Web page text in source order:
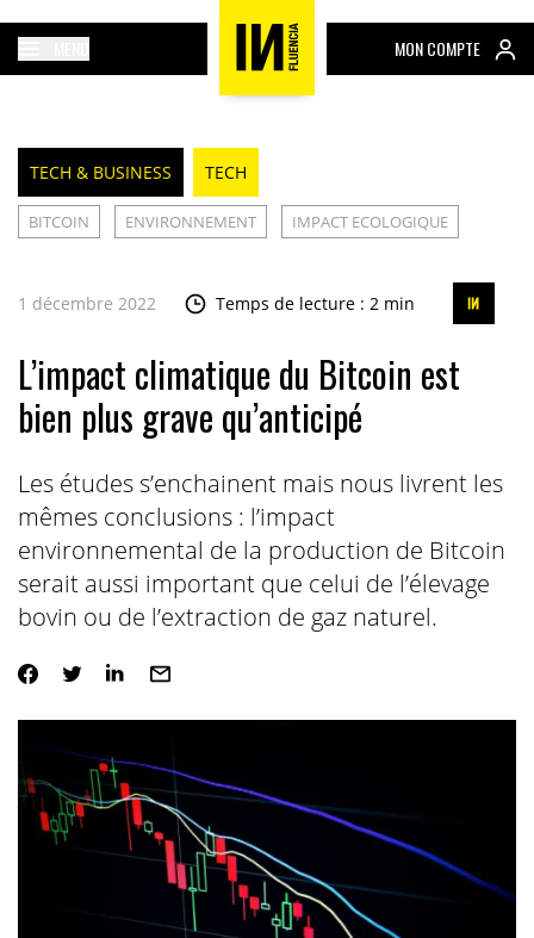
MON COMPTE
TECH & BUSINESS TECH
BITCOIN ENVIRONNEMENT IMPACT ECOLOGIQUE
1 décembre 2022 Temps de lecture : 2 min
L’impact climatique du Bitcoin est
bien plus grave qu’anticipé
Les études s’enchainent mais nous livrent les
mêmes conclusions : l’impact
environnemental de la production de Bitcoin
serait aussi important que celui de l’élevage
bovin ou de l’extraction de gaz naturel.